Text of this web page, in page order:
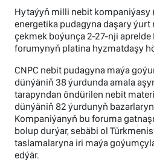
Hytaýyň milli nebit kompaniýasy
energetika pudagyna daşary
çekmek boýunça 2-27-nji aprelde
forumynyň platina hyzmatdaşy
CNPC nebit pudagyna maýa
dünýäniň 38 ýurdunda amala
tarapyndan öndürilen nebit
dünýäniň 82 ýurdunyň
Kompaniýanyň bu foruma
bolup durýar, sebäbi ol
taslamalaryna iri maýa
edýär.